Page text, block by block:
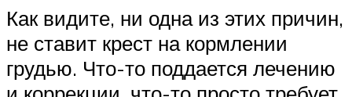
Как видите, ни одна из этих причин,
не ставит крест на кормлении
грудью. Что-то поддается лечению